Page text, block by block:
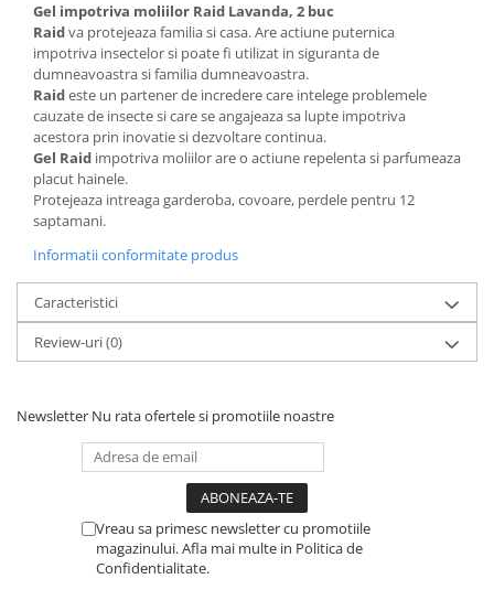
Gel impotriva moliilor Raid Lavanda, 2 buc
Raidva protejeaza familia si casa. Are actiune puternica
impotriva insectelor si poate fi utilizat in siguranta de
dumneavoastra si familia dumneavoastra.
Raideste un partener de incredere care intelege problemele
cauzate de insecte si care se angajeaza sa lupte impotriva
acestora prin inovatie si dezvoltare continua.
Gel Raid impotriva moliilor are o actiune repelenta si parfumeaza
placut hainele.
Protejeaza intreaga garderoba, covoare, perdele pentru 12
saptamani.
Informatii conformitate produs
Caracteristici
Review-uri(0)
Newsletter Nu rata ofertele si promotiile noastre
Vreau sa primesc newsletter cu promotiile
magazinului. Afla mai multe in Politica de
Confidentialitate.